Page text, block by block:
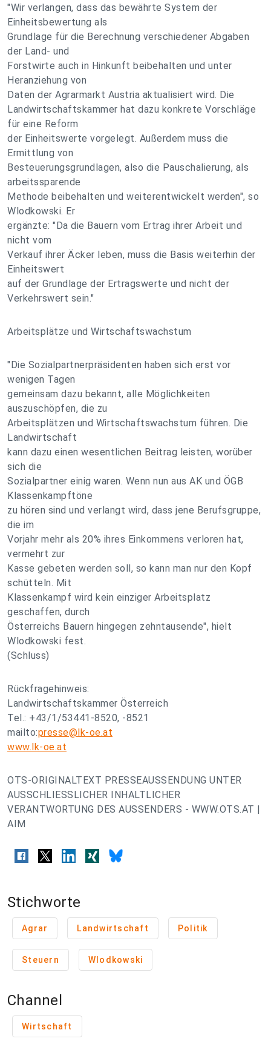
"Wir verlangen, dass das bewährte System der
Einheitsbewertung als
Grundlage für die Berechnung verschiedener Abgaben
der Land- und
Forstwirte auch in Hinkunft beibehalten und unter
Heranziehung von
Daten der Agrarmarkt Austria aktualisiert wird. Die
Landwirtschaftskammer hat dazu konkrete Vorschläge
für eine Reform
der Einheitswerte vorgelegt. Außerdem muss die
Ermittlung von
Besteuerungsgrundlagen, also die Pauschalierung, als
arbeitssparende
Methode beibehalten und weiterentwickelt werden", so
Wlodkowski. Er
ergänzte: "Da die Bauern vom Ertrag ihrer Arbeit und
nicht vom
Verkauf ihrer Äcker leben, muss die Basis weiterhin der
Einheitswert
auf der Grundlage der Ertragswerte und nicht der
Verkehrswert sein."
Arbeitsplätze und Wirtschaftswachstum
"Die Sozialpartnerpräsidenten haben sich erst vor
wenigen Tagen
gemeinsam dazu bekannt, alle Möglichkeiten
auszuschöpfen, die zu
Arbeitsplätzen und Wirtschaftswachstum führen. Die
Landwirtschaft
kann dazu einen wesentlichen Beitrag leisten, worüber
sich die
Sozialpartner einig waren. Wenn nun aus AK und ÖGB
Klassenkampftöne
zu hören sind und verlangt wird, dass jene Berufsgruppe,
die im
Vorjahr mehr als 20% ihres Einkommens verloren hat,
vermehrt zur
Kasse gebeten werden soll, so kann man nur den Kopf
schütteln. Mit
Klassenkampf wird kein einziger Arbeitsplatz
geschaffen, durch
Österreichs Bauern hingegen zehntausende", hielt
Wlodkowski fest.
(Schluss)
Rückfragehinweis:
Landwirtschaftskammer Österreich
Tel.: +43/1/53441-8520, -8521
mailto:presse@lk-oe.at
www.lk-oe.at
OTS-ORIGINALTEXT PRESSEAUSSENDUNG UNTER
AUSSCHLIESSLICHER INHALTLICHER
VERANTWORTUNG DES AUSSENDERS - WWW.OTS.AT |
AIM
Stichworte
Agrar Landwirtschaft Politik
Steuern Wlodkowski
Channel
Wirtschaft